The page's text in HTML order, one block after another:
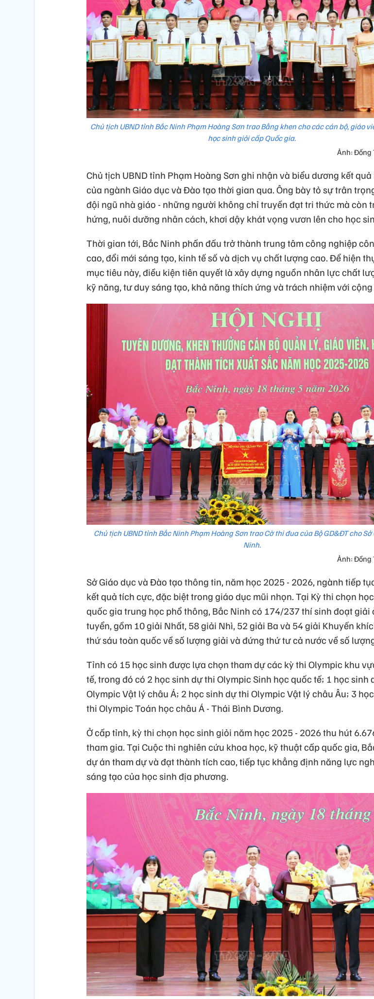
Chủ tịch UBND tỉnh Bắc Ninh Phạm Hoàng Sơn trao Bằng khen cho các cán bộ, giáo
học sinh giỏi cấp Quốc gia.
Ảnh: Đồng
Chủ tịch UBND tỉnh Phạm Hoàng Sơn ghi nhận và biểu dương kết
của ngành Giáo dục và Đào tạo thời gian qua. Ông bày tỏ sự trân
đội ngũ nhà giáo - những người không chỉ truyền đạt tri thức mà còn
hứng, nuôi dưỡng nhân cách, khơi dậy khát vọng vươn lên cho học
Thời gian tới, Bắc Ninh phấn đấu trở thành trung tâm công nghiệp
cao, đổi mới sáng tạo, kinh tế số và dịch vụ chất lượng cao. Để hiện
mục tiêu này, điều kiện tiên quyết là xây dựng nguồn nhân lực chất
kỹ năng, tư duy sáng tạo, khả năng thích ứng và trách nhiệm với
Chủ tịch UBND tỉnh Bắc Ninh Phạm Hoàng Sơn trao Cờ thi đua của Bộ GD&ĐT cho Sở
Ninh.
Ảnh: Đồng
Sở Giáo dục và Đào tạo thông tin, năm học 2025 - 2026, ngành tiếp
kết quả tích cực, đặc biệt trong giáo dục mũi nhọn. Tại Kỳ thi chọn
quốc gia trung học phổ thông, Bắc Ninh có 174/237 thí sinh đoạt giải
tuyển, gồm 10 giải Nhất, 58 giải Nhì, 52 giải Ba và 54 giải Khuyến
thứ sáu toàn quốc về số lượng giải và đứng thứ tư cả nước về số
Tỉnh có 15 học sinh được lựa chọn tham dự các kỳ thi Olympic khu
tế, trong đó có 2 học sinh dự thi Olympic Sinh học quốc tế; 1 học sinh
Olympic Vật lý châu Á; 2 học sinh dự thi Olympic Vật lý châu Âu; 3
thi Olympic Toán học châu Á - Thái Bình Dương.
Ở cấp tỉnh, kỳ thi chọn học sinh giỏi năm học 2025 - 2026 thu hút
tham gia. Tại Cuộc thi nghiên cứu khoa học, kỹ thuật cấp quốc gia,
dự án tham dự và đạt thành tích cao, tiếp tục khẳng định năng lực
sáng tạo của học sinh địa phương.